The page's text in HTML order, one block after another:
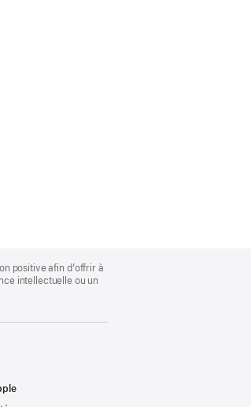
positive afin d’offrir à
intellectuelle ou un